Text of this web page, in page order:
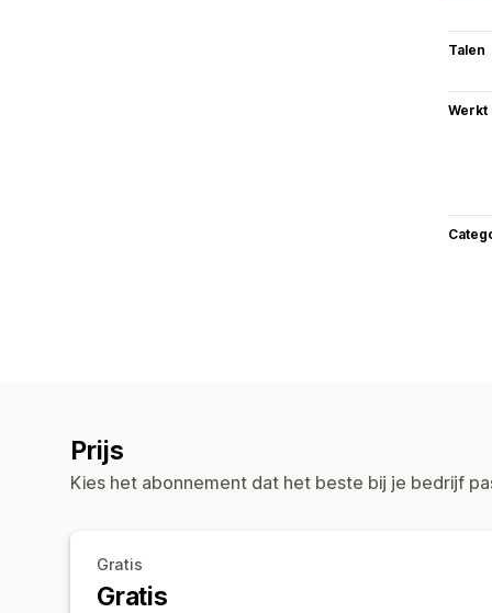
Talen
Werkt
Prijs
Kies het abonnement dat het beste bij je bedrijf
Gratis
Gratis